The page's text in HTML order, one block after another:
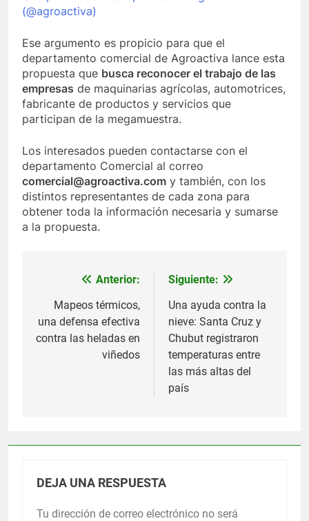
(@agroactiva)
Ese argumento es propicio para que el
departamento comercial de Agroactiva lance esta
propuesta que busca reconocer el trabajo de las
empresas de maquinarias agrícolas, automotrices,
fabricante de productos y servicios que
participan de la megamuestra.
Los interesados pueden contactarse con el
departamento Comercial al correo
comercial@agroactiva.com y también, con los
distintos representantes de cada zona para
obtener toda la información necesaria y sumarse
a la propuesta.
Navegación
entradas
Anterior:
Mapeos térmicos,
una defensa efectiva
contra las heladas en
viñedos
Siguiente:
Una ayuda contra la
nieve: Santa Cruz y
Chubut registraron
temperaturas entre
las más altas del
país
DEJA UNA RESPUESTA
Tu dirección de correo electrónico no será